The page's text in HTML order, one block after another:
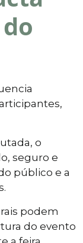
o
seguro e
público e a
podem
do evento